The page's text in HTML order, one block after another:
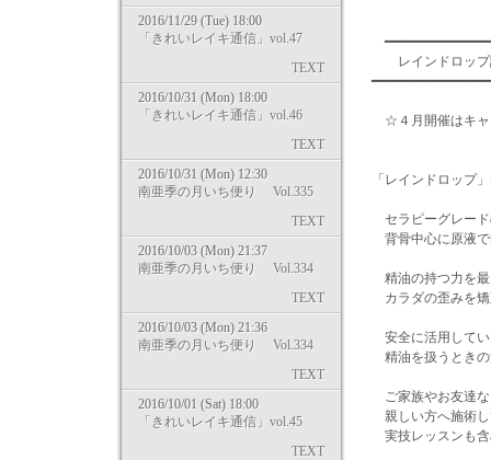
2016/11/29 (Tue) 18:00
「きれいレイキ通信」vol.47
TEXT
2016/10/31 (Mon) 18:00
「きれいレイキ通信」vol.46
TEXT
2016/10/31 (Mon) 12:30
南亜季の月いち便り Vol.335
TEXT
2016/10/03 (Mon) 21:37
南亜季の月いち便り Vol.334
TEXT
2016/10/03 (Mon) 21:36
南亜季の月いち便り Vol.334
TEXT
2016/10/01 (Sat) 18:00
「きれいレイキ通信」vol.45
TEXT
レインド
☆４月開催はキャ
「レインドロップ
セラピーグレー
背骨中心に原液
精油の持つ力を最
カラダの歪みを
安全に活用して
精油を扱うとき
ご家族やお友達
親しい方へ施術
実技レッスンも